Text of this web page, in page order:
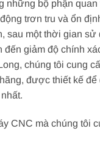
những bộ phận quan
trơn tru và ổn
sau một thời gian sử
đến giảm độ chính
chúng tôi cung
được thiết kế để
CNC mà chúng tôi